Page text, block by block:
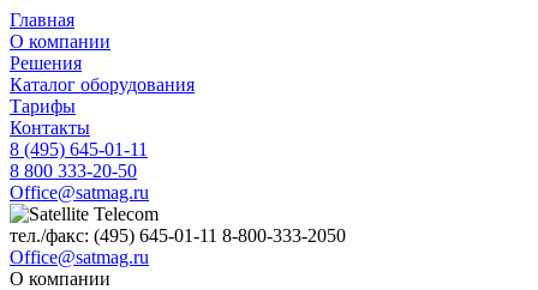
Главная
О компании
Решения
Каталог оборудования
Тарифы
Контакты
8 (495) 645-01-11
8 800 333-20-50
Office@satmag.ru
тел./факс: (495) 645-01-11 8-800-333-2050
Office@satmag.ru
О компании